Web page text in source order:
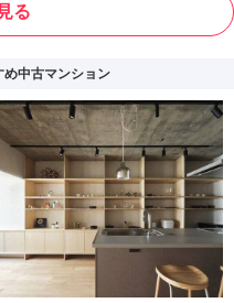
る
中古マンション